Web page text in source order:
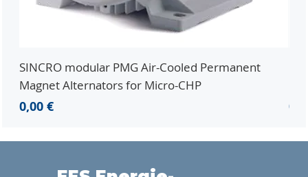
SINCRO modular PMG Air-Cooled Permanent
Magnet Alternators for Micro-CHP
Preis
0,00 €